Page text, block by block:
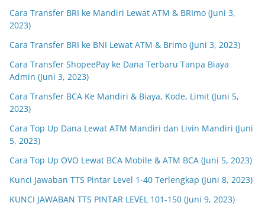
Cara Transfer BRI ke Mandiri Lewat ATM & BRImo (Juni 3,
2023)
Cara Transfer BRI ke BNI Lewat ATM & Brimo (Juni 3, 2023)
Cara Transfer ShopeePay ke Dana Terbaru Tanpa Biaya
Admin (Juni 3, 2023)
Cara Transfer BCA Ke Mandiri & Biaya, Kode, Limit (Juni 5,
2023)
Cara Top Up Dana Lewat ATM Mandiri dan Livin Mandiri (Juni
5, 2023)
Cara Top Up OVO Lewat BCA Mobile & ATM BCA (Juni 5, 2023)
Kunci Jawaban TTS Pintar Level 1-40 Terlengkap (Juni 8, 2023)
KUNCI JAWABAN TTS PINTAR LEVEL 101-150 (Juni 9, 2023)